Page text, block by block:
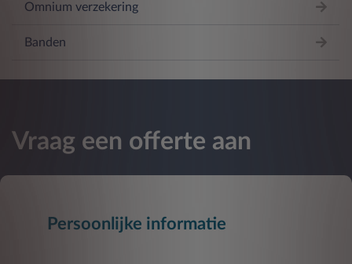
Omnium verzekering
Banden
Vraag een offerte aan
Persoonlijke informatie